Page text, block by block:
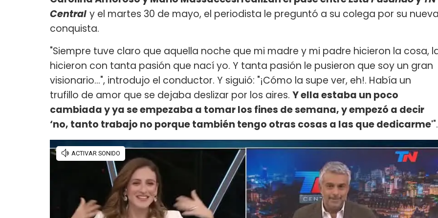
Central y el martes 30 de mayo, el periodista le preguntó a su colega por su
conquista.
"Siempre tuve claro que aquella noche que mi madre y mi padre hicieron la cosa,
hicieron con tanta pasión que nací yo. Y tanta pasión le pusieron que soy un gran
visionario…", introdujo el conductor. Y siguió: "¡Cómo la supe ver, eh!. Había un
trufillo de amor que se dejaba deslizar por los aires. Y ella estaba un poco
cambiada y ya se empezaba a tomar los fines de semana, y empezó a decir
‘no, tanto trabajo no porque también tengo otras cosas a las que dedicarme'".